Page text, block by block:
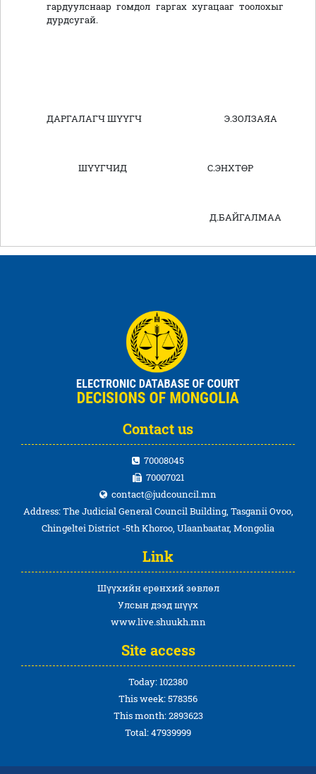
гардуулснаар гомдол гаргах хугацааг тоолохыг
дурдсугай.
ДАРГАЛАГЧ ШҮҮГЧ Э.ЗОЛЗАЯА
ШҮҮГЧИД С.ЭНХТӨР
Д.БАЙГАЛМАА
Contact us
70008045
70007021
contact@judcouncil.mn
Address: The Judicial General Council Building, Tasganii Ovoo,
Chingeltei District -5th Khoroo, Ulaanbaatar, Mongolia
Link
Шүүхийн ерөнхий зөвлөл
Улсын дээд шүүх
www.live.shuukh.mn
Site access
Today: 102380
This week: 578356
This month: 2893623
Total: 47939999